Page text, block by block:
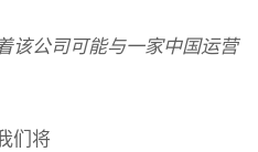
该公司可能与一家中国运营
们将